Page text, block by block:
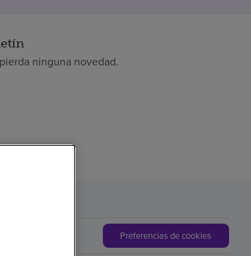
ninguna novedad.
Preferencias de cookies